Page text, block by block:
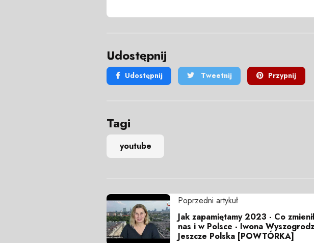
Udostępnij
Udostępnij Tweetnij Przypnij
Tagi
youtube
Poprzedni artykuł
Jak zapamiętamy 2023 - Co
nas i w Polsce - Iwona
Jeszcze Polska [POWTÓRKA]